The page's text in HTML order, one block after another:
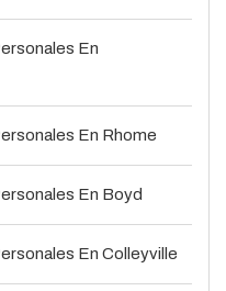
En
En Rhome
En Boyd
En Colleyville